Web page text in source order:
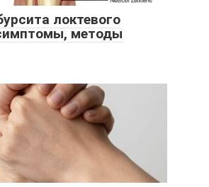
локтевого
методы